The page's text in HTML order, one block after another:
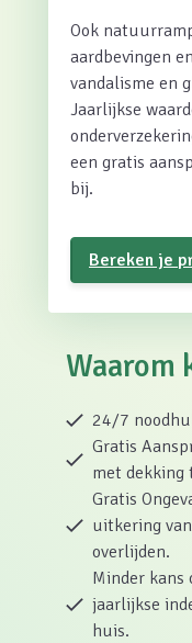
Ook
aardbevingen
vandalisme en
Jaarlijkse
een gratis
bij.
Bereken je
Waarom
24/7
Gratis
met dekking
Gratis
uitkering
overlijden.
Minder kans
jaarlijkse
huis.